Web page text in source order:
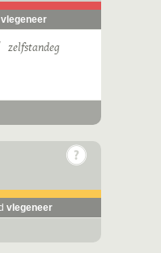
vlegeneer
zelfstandeg
vlegeneer